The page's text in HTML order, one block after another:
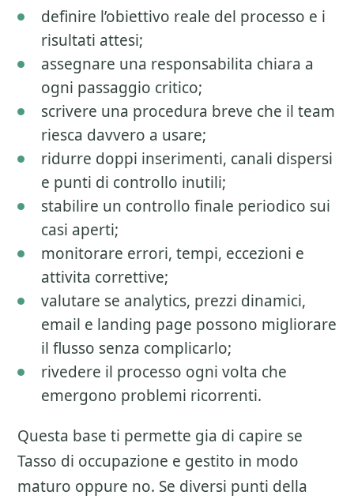
definire l’obiettivo reale del processo e i
risultati attesi;
assegnare una responsabilita chiara a
ogni passaggio critico;
scrivere una procedura breve che il team
riesca davvero a usare;
ridurre doppi inserimenti, canali dispersi
e punti di controllo inutili;
stabilire un controllo finale periodico sui
casi aperti;
monitorare errori, tempi, eccezioni e
attivita correttive;
valutare se analytics, prezzi dinamici,
email e landing page possono migliorare
il flusso senza complicarlo;
rivedere il processo ogni volta che
emergono problemi ricorrenti.
Questa base ti permette gia di capire se
Tasso di occupazione e gestito in modo
maturo oppure no. Se diversi punti della